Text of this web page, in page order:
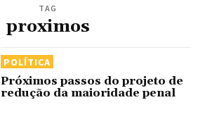
TAG
proximos
POLÍTICA
Próximos passos do projeto de
redução da maioridade penal